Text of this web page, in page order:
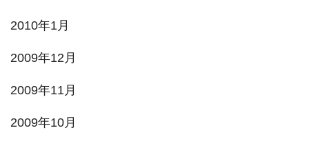
2010年1月
2009年12月
2009年11月
2009年10月